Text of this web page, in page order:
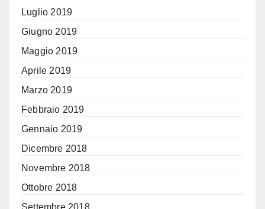
Luglio 2019
Giugno 2019
Maggio 2019
Aprile 2019
Marzo 2019
Febbraio 2019
Gennaio 2019
Dicembre 2018
Novembre 2018
Ottobre 2018
Settembre 2018